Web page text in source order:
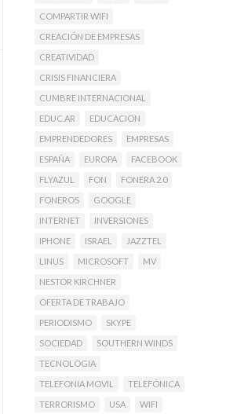
COMPARTIR WIFI
CREACIÓN DE EMPRESAS
CREATIVIDAD
CRISIS FINANCIERA
CUMBRE INTERNACIONAL
EDUC.AR
EDUCACION
EMPRENDEDORES
EMPRESAS
ESPAÑA
EUROPA
FACEBOOK
FLYAZUL
FON
FONERA 2.0
FONEROS
GOOGLE
INTERNET
INVERSIONES
IPHONE
ISRAEL
JAZZTEL
LINUS
MICROSOFT
MV
NESTOR KIRCHNER
OFERTA DE TRABAJO
PERIODISMO
SKYPE
SOCIEDAD
SOUTHERN WINDS
TECNOLOGIA
TELEFONIA MOVIL
TELEFÓNICA
TERRORISMO
USA
WIFI